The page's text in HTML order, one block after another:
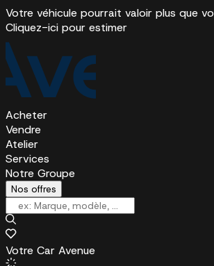
Votre véhicule pourrait valoir plus que
Cliquez-ici pour estimer
Acheter
Vendre
Atelier
Services
Notre Groupe
Nos offres
Votre Car Avenue